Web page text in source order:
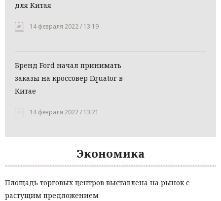
для Китая
14 февраля 2022 / 13:19
Бренд Ford начал принимать
заказы на кроссовер Equator в
Китае
14 февраля 2022 / 13:21
Экономика
Площадь торговых центров выставлена на рынок с
растущим предложением